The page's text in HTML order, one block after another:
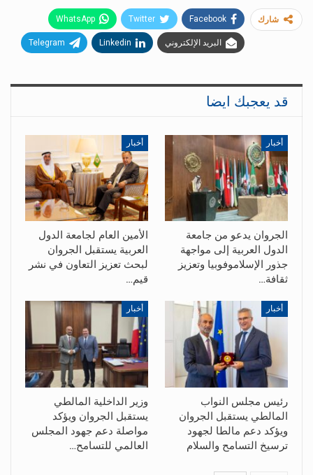
شارك Facebook
Twitter
WhatsApp
البريد الإلكتروني Linkedin
Telegram
قد يعجبك ايضا
أخبار
الجروان يدعو من جامعة
الدول العربية إلى مواجهة
جذور الإسلاموفوبيا وتعزيز
ثقافة…
أخبار
الأمين العام لجامعة الدول
العربية يستقبل الجروان
لبحث تعزيز التعاون في نشر
قيم…
أخبار
رئيس مجلس النواب
المالطي يستقبل الجروان
ويؤكد دعم مالطا لجهود
ترسيخ التسامح والسلام
أخبار
وزير الداخلية المالطي
يستقبل الجروان ويؤكد
مواصلة دعم جهود المجلس
العالمي للتسامح…